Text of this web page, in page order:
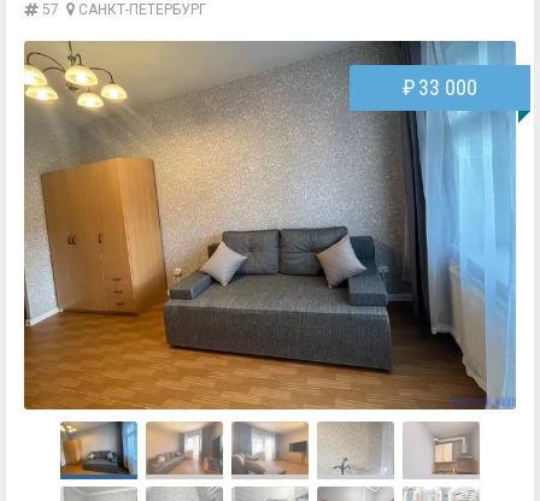
57 САНКТ-ПЕТЕРБУРГ
₽33 000